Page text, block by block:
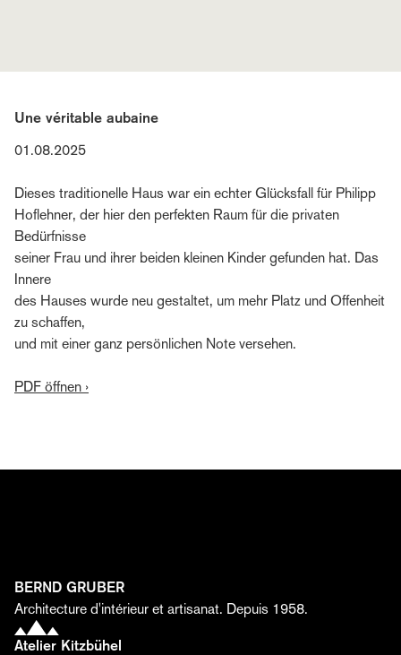
Une véritable aubaine
01.08.2025
Dieses traditionelle Haus war ein echter Glücksfall für Philipp
Hoflehner, der hier den perfekten Raum für die privaten
Bedürfnisse
seiner Frau und ihrer beiden kleinen Kinder gefunden hat. Das
Innere
des Hauses wurde neu gestaltet, um mehr Platz und Offenheit
zu schaffen,
und mit einer ganz persönlichen Note versehen.
PDF öffnen ›
Découvrez l'univers de Bernd Gruber : design
uniques.
Prénom*
BERND GRUBER
Architecture d'intérieur et artisanat. Depuis 1958.
Atelier Kitzbühel